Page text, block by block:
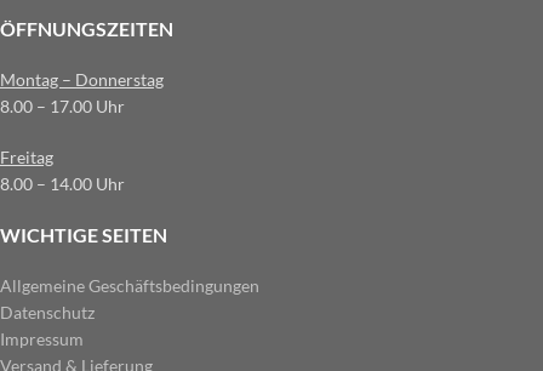
ÖFFNUNGSZEITEN
Montag – Donnerstag
8.00 – 17.00 Uhr
Freitag
8.00 – 14.00 Uhr
WICHTIGE SEITEN
Allgemeine Geschäftsbedingungen
Datenschutz
Impressum
Versand & Lieferung